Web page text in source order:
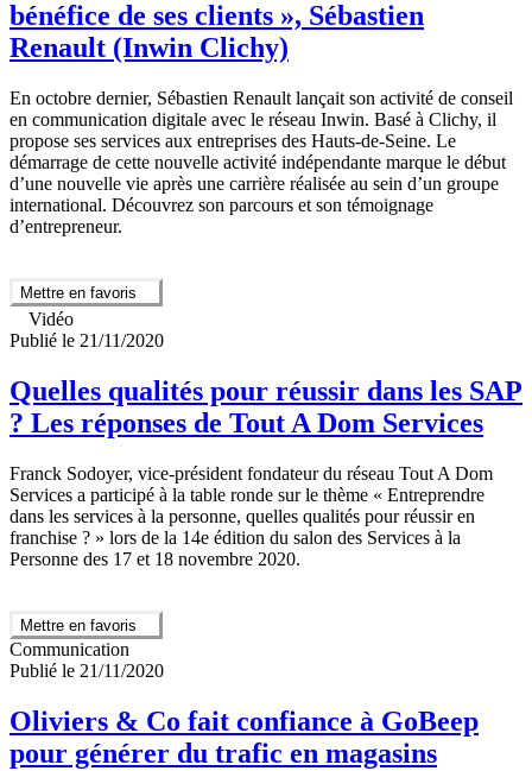
bénéfice de ses clients », Sébastien
Renault (Inwin Clichy)
En octobre dernier, Sébastien Renault lançait son activité de conseil
en communication digitale avec le réseau Inwin. Basé à Clichy, il
propose ses services aux entreprises des Hauts-de-Seine. Le
démarrage de cette nouvelle activité indépendante marque le début
d’une nouvelle vie après une carrière réalisée au sein d’un groupe
international. Découvrez son parcours et son témoignage
d’entrepreneur.
Mettre en favoris
Vidéo
Publié le 21/11/2020
Quelles qualités pour réussir dans les SAP
? Les réponses de Tout A Dom Services
Franck Sodoyer, vice-président fondateur du réseau Tout A Dom
Services a participé à la table ronde sur le thème « Entreprendre
dans les services à la personne, quelles qualités pour réussir en
franchise ? » lors de la 14e édition du salon des Services à la
Personne des 17 et 18 novembre 2020.
Mettre en favoris
Communication
Publié le 21/11/2020
Oliviers & Co fait confiance à GoBeep
pour générer du trafic en magasins